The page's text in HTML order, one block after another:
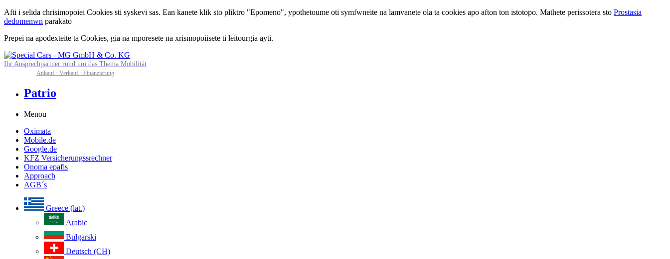
Afti i selida chrisimopoiei Cookies sti syskevi sas. Ean kanete klik sto pliktro "Epomeno", ypothetoume oti symfwneite na lamvanete ola ta cookies apo afton ton istotopo. Mathete perissotera sto Prostasia
dedomenwn parakato
Prepei na apodexteite ta Cookies, gia na mporesete na xrismopoiisete ti leitourgia ayti.
Ihr Ansprechpartner rund um das Thema Mobilität
Ankauf · Verkauf · Finanzierung
Patrio
Menou
Oximata
Mobile.de
Google.de
KFZ Versicherungssrechner
Onoma epafis
Approach
AGB´s
Greece (lat.)
Arabic
Bulgarski
Deutsch (CH)